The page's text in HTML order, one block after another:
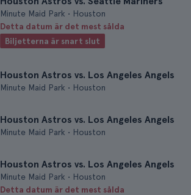
Minute Maid Park • Houston
Detta datum är det mest sålda
Biljetterna är snart slut
Houston Astros vs. Los Angeles Angels
Minute Maid Park • Houston
Houston Astros vs. Los Angeles Angels
Minute Maid Park • Houston
Houston Astros vs. Los Angeles Angels
Minute Maid Park • Houston
Detta datum är det mest sålda